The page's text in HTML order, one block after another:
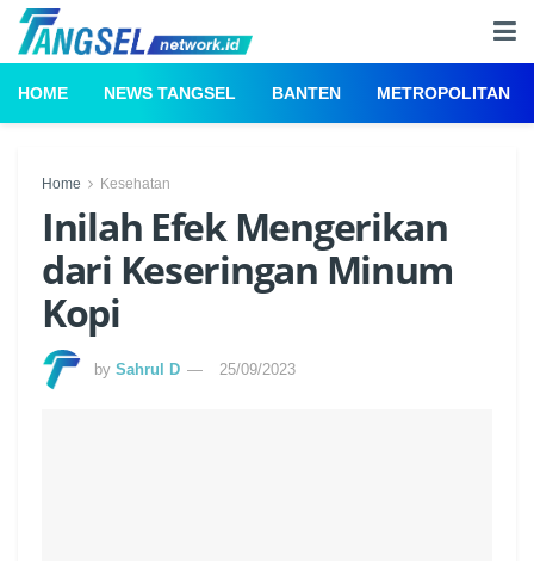
HOME NEWS TANGSEL BANTEN METROPOLITAN
Home Kesehatan
Inilah Efek Mengerikan
dari Keseringan Minum
Kopi
by Sahrul D 25/09/2023